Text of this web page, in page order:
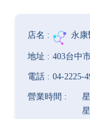
永
403台中
04-2225-